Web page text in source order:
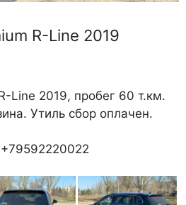
R-Line 2019
Line 2019, пробег 60 т.км.
Утиль сбор оплачен.